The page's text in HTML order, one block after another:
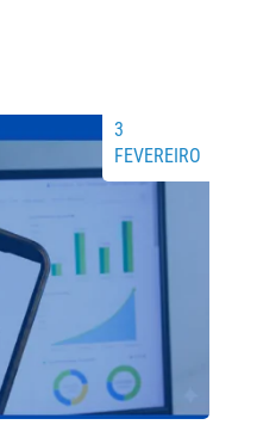
3
FEVEREIRO